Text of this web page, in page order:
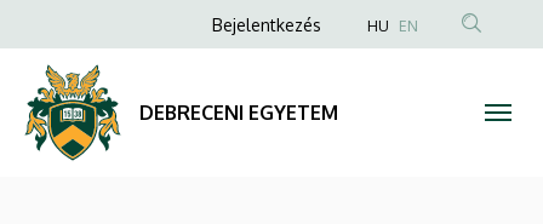
DEBRECENI
EGYETEM
a
tartalomra
Anonim
menüje
Bejelentkezés HU EN
DEBRECENI EGYETEM